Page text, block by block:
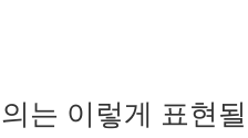
는 이렇게 표현